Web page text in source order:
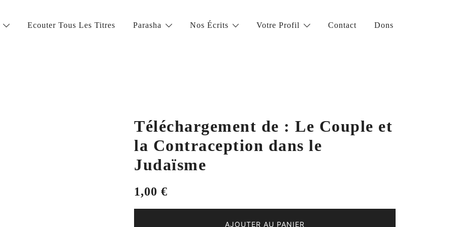
Ecouter Tous Les Titres Parasha Nos Écrits Votre Profil Contact Dons
Téléchargement de : Le Couple et
la Contraception dans le
Judaïsme
1,00 €
AJOUTER AU PANIER